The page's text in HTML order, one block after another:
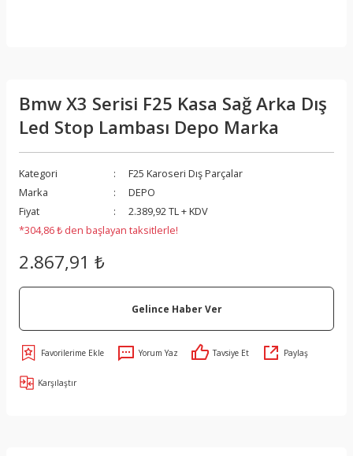
Bmw X3 Serisi F25 Kasa Sağ Arka Dış
Led Stop Lambası Depo Marka
Kategori
F25 Karoseri Dış Parçalar
Marka
DEPO
Fiyat
2.389,92 TL + KDV
*304,86 ₺ den başlayan taksitlerle!
2.867,91 ₺
Gelince Haber Ver
Yorum Yaz Tavsiye Et Paylaş
Karşılaştır